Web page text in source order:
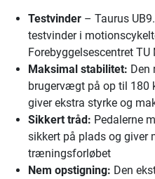
Testvinder – Taurus
testvinder i
Forebyggelsescentret TU
Maksimal stabilitet: Den
brugervægt på op til 180
giver ekstra styrke og
Sikkert tråd: Pedalerne
sikkert på plads og giver
træningsforløbet
Nem opstigning: Den